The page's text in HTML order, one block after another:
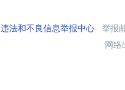
违法和不良信息举报中心举报
网